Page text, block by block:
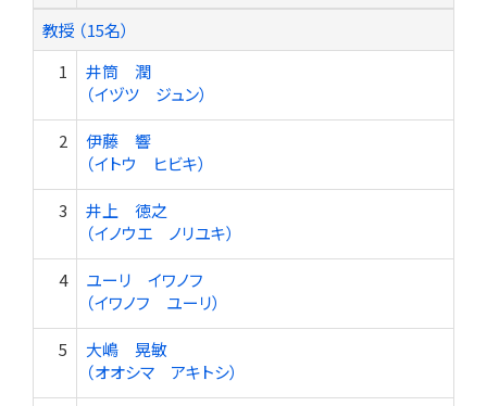
教授 （15名）
1
井筒 潤
（イヅツ ジュン）
2
伊藤 響
（イトウ ヒビキ）
3
井上 徳之
（イノウエ ノリユキ）
4
ユーリ イワノフ
（イワノフ ユーリ）
5
大嶋 晃敏
（オオシマ アキトシ）